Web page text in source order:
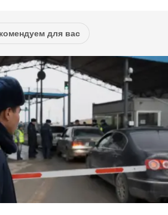
для вас